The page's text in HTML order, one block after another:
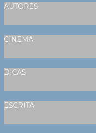
AUTORES
CINEMA
DICAS
ESCRITA